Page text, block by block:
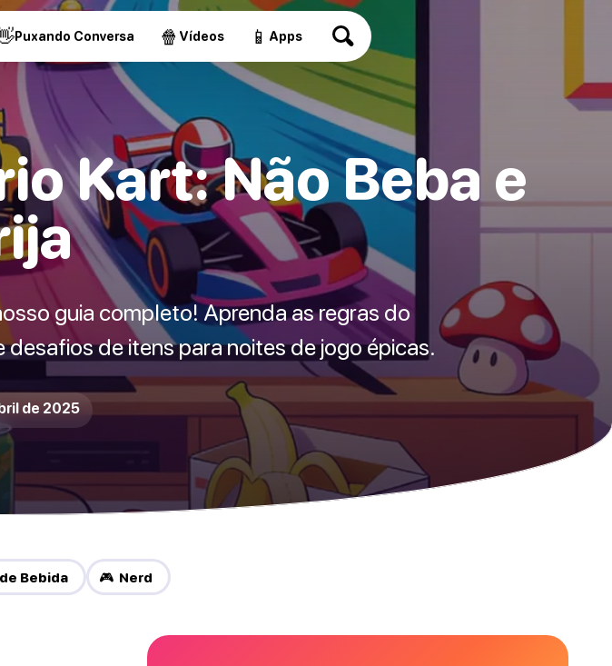
Puxando Conversa 🍿 Vídeos 📱 Apps
Kart: Não Beba e
guia completo! Aprenda as regras do
de itens para noites de jogo épicas.
de 2025
Bebida 🎮 Nerd